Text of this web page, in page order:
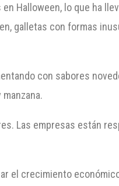
Halloween, lo que ha
galletas con formas
con sabores
Las empresas están
el crecimiento